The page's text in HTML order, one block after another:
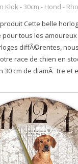
Klok - 30cm - Hond -
Cette belle
tous les amoureux
diffÃ©rentes,
race de chien en
30 cm de diamÃ¨tre et